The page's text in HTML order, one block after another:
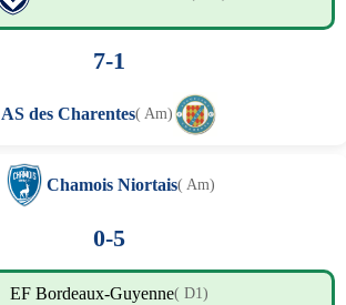
7-1
AS des Charentes( Am)
Chamois Niortais( Am)
0-5
EF Bordeaux-Guyenne( D1)